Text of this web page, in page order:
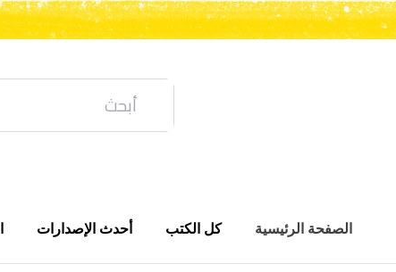
الصفحة الرئيسية كل الكتب أحدث الإصدارات